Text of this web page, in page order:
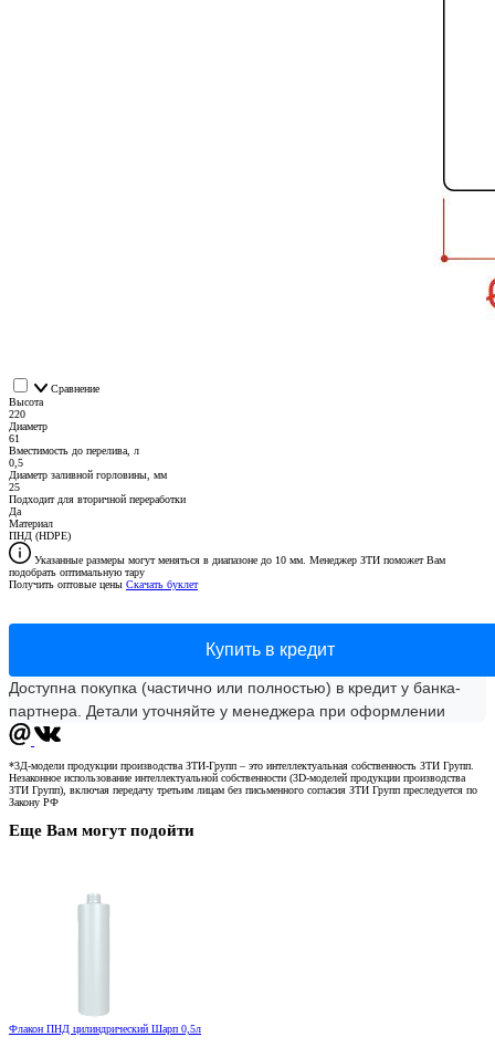
Сравнение
Высота
220
Диаметр
61
Вместимость до перелива, л
0,5
Диаметр заливной горловины, мм
25
Подходит для вторичной переработки
Да
Материал
ПНД (HDPE)
Указанные размеры могут меняться в диапазоне до 10 мм. Менеджер ЗТИ поможет Вам
подобрать оптимальную тару
Получить оптовые цены Скачать буклет
Купить в кредит
Доступна покупка (частично или полностью) в кредит у банка-
партнера. Детали уточняйте у менеджера при оформлении
*3Д-модели продукции производства ЗТИ-Групп – это интеллектуальная собственность ЗТИ Групп.
Незаконное использование интеллектуальной собственности (3D-моделей продукции производства
ЗТИ Групп), включая передачу третьим лицам без письменного согласия ЗТИ Групп преследуется по
Закону РФ
Еще Вам могут подойти
Флакон ПНД цилиндрический Шарп 0,5л